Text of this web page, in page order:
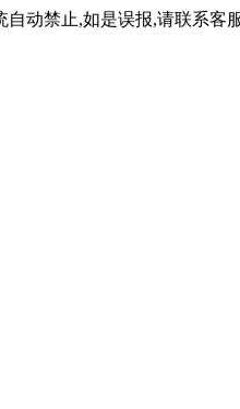
自动禁止,如是误报,请联系客